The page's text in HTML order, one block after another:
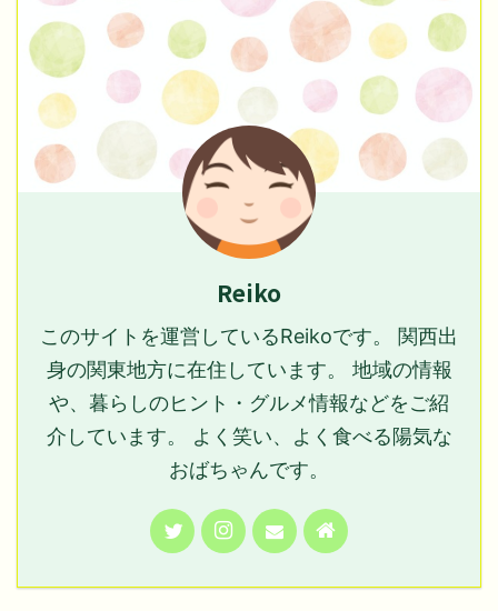
Reiko
このサイトを運営しているReikoです。 関西出
身の関東地方に在住しています。 地域の情報
や、暮らしのヒント・グルメ情報などをご紹
介しています。 よく笑い、よく食べる陽気な
おばちゃんです。